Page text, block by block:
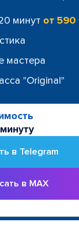
минут от
мастера
"Original"
в Telegram
в MAX